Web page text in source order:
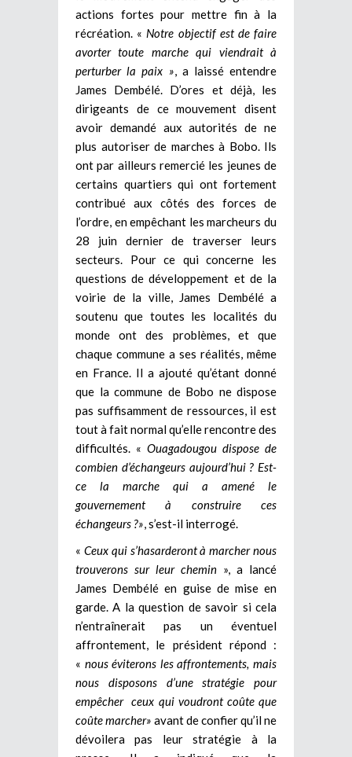
actions fortes pour mettre fin à la
récréation. « Notre objectif est de faire
avorter toute marche qui viendrait à
perturber la paix » , a laissé entendre
James Dembélé. D’ores et déjà, les
dirigeants de ce mouvement disent
avoir demandé aux autorités de ne
plus autoriser de marches à Bobo. Ils
ont par ailleurs remercié les jeunes de
certains quartiers qui ont fortement
contribué aux côtés des forces de
l’ordre, en empêchant les marcheurs du
28 juin dernier de traverser leurs
secteurs. Pour ce qui concerne les
questions de développement et de la
voirie de la ville, James Dembélé a
soutenu que toutes les localités du
monde ont des problèmes, et que
chaque commune a ses réalités, même
en France. Il a ajouté qu’étant donné
que la commune de Bobo ne dispose
pas suffisamment de ressources, il est
tout à fait normal qu’elle rencontre des
difficultés. « Ouagadougou dispose de
combien d’échangeurs aujourd’hui ? Est-
ce la marche qui a amené le
gouvernement à construire ces
échangeurs ?» , s’est-il interrogé.
« Ceux qui s’hasarderont à marcher nous
trouverons sur leur chemin », a lancé
James Dembélé en guise de mise en
garde. A la question de savoir si cela
n’entraînerait pas un éventuel
affrontement, le président répond :
« nous éviterons les affrontements, mais
nous disposons d’une stratégie pour
empêcher ceux qui voudront coûte que
coûte marcher» avant de confier qu’il ne
dévoilera pas leur stratégie à la